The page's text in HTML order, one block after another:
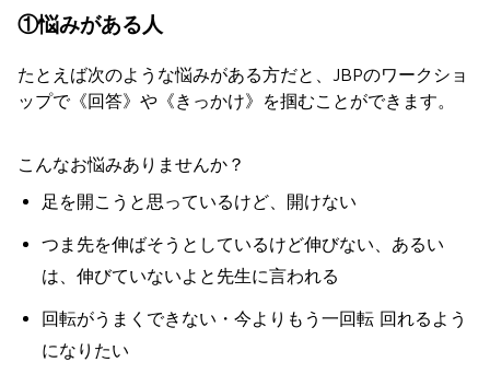
①悩みがある人
たとえば次のような悩みがある方だと、JBPのワークショ
ップで《回答》や《きっかけ》を掴むことができます。
こんなお悩みありませんか？
足を開こうと思っているけど、開けない
つま先を伸ばそうとしているけど伸びない、あるい
は、伸びていないよと先生に言われる
回転がうまくできない・今よりもう一回転 回れるよう
になりたい